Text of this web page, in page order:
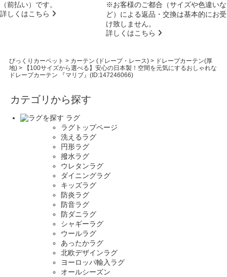
（前払い）です。
詳しくはこちら
※お客様のご都合（サイズや色違いな
ど）による返品・交換は基本的にお受
け致しません。
詳しくはこちら
びっくりカーペット > カーテン (ドレープ・レース)> ドレープカーテン(厚
地)>
【100サイズから選べる】安心の日本製！空間を元気にするおしゃれな
ドレープカーテン 『マリブ』(ID:147246066)
カテゴリから探す
ラグ
ラグトップページ
洗えるラグ
円形ラグ
撥水ラグ
ウレタンラグ
ダイニングラグ
キッズラグ
防炎ラグ
防音ラグ
防ダニラグ
シャギーラグ
ウールラグ
あったかラグ
北欧デザインラグ
ヨーロッパ輸入ラグ
オールシーズン